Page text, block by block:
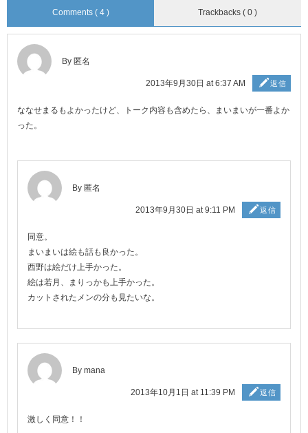
Comments ( 4 ) Trackbacks ( 0 )
By 匿名
2013年9月30日 at 6:37 AM 返信
ななせまるもよかったけど、トーク内容も含めたら、まいまいが一番よか
った。
By 匿名
2013年9月30日 at 9:11 PM 返信
同意。
まいまいは絵も話も良かった。
西野は絵だけ上手かった。
絵は若月、まりっかも上手かった。
カットされたメンの分も見たいな。
By mana
2013年10月1日 at 11:39 PM 返信
激しく同意！！